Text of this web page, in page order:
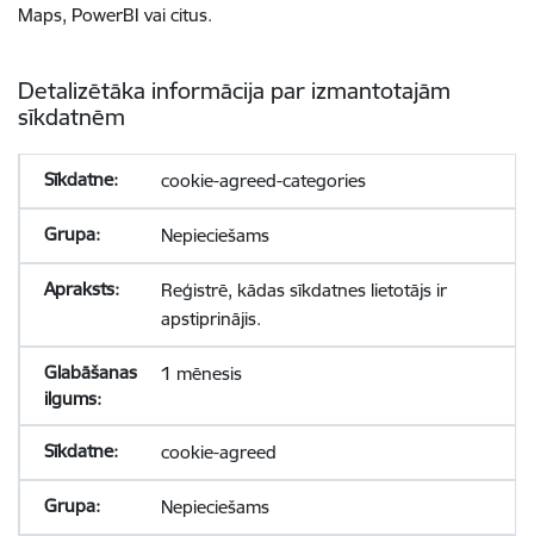
Maps, PowerBI vai citus.
Detalizētāka informācija par izmantotajām
sīkdatnēm
cookie-agreed-categories
Nepieciešams
Reģistrē, kādas sīkdatnes lietotājs ir
apstiprinājis.
1 mēnesis
cookie-agreed
Nepieciešams